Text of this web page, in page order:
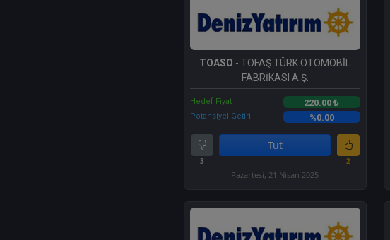
TOASO - TOFAŞ TÜRK OTOMOBİL
FABRİKASI A.Ş.
Hedef Fiyat 220.00 ₺
Potansiyel Getiri %0.00
3
Tut
2
Pazartesi, 21 Nisan 2025